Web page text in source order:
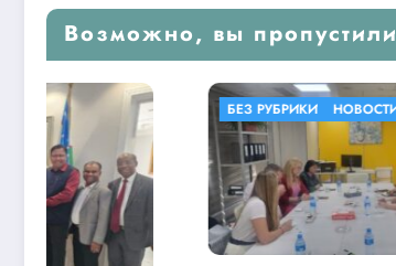
Возможно, вы пропустили
БЕЗ РУБРИКИ НОВОСТИ